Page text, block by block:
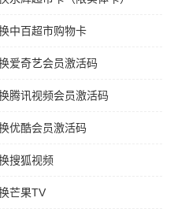
中百超市购物卡
爱奇艺会员激活码
腾讯视频会员激活码
优酷会员激活码
搜狐视频
芒果TV